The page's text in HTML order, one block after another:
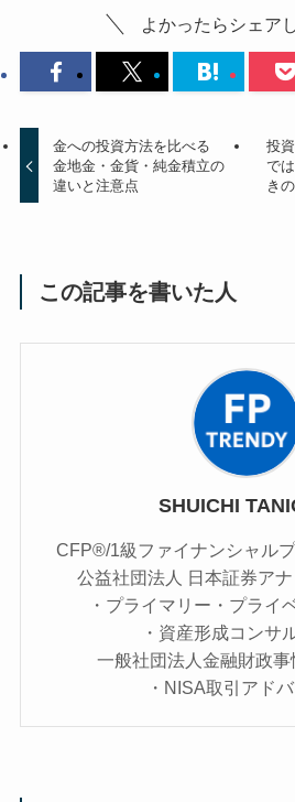
よかったらシェア
金への投資方法を比べる
金地金・金貨・純金積立の
違いと注意点
投
で
き
この記事を書いた人
SHUICHI
CFP®/1級ファイナンシャル
公益社団法人 日本証券ア
・プライマリー・プライ
・資産形成コンサ
一般社団法人金融財政
・NISA取引アド